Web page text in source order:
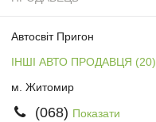
Автосвіт Пригон
ІНШІ АВТО ПРОДАВЦЯ (20)
м. Житомир
(068) Показати